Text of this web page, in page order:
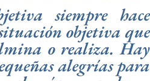
siempre hace
objetiva que
o realiza. Hay
alegrías para